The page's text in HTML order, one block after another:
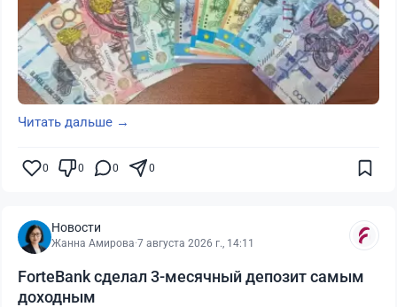
Читать дальше →
0 0 0 0
Новости
Жанна Амирова·7 августа 2026 г., 14:11
ForteBank сделал 3-месячный депозит самым
доходным